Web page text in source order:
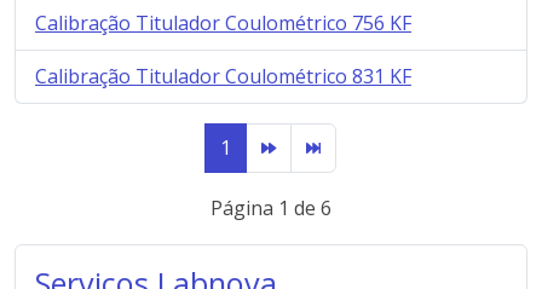
Calibração Titulador Coulométrico 756 KF
Calibração Titulador Coulométrico 831 KF
1
Página 1 de 6